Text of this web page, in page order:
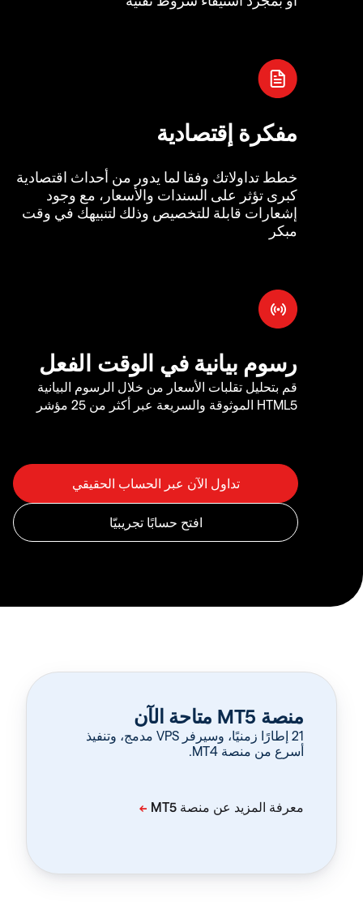
مفكرة إقتصادية
خطط تداولاتك وفقا لما يدور من أحداث اقتصادية
كبرى تؤثر على السندات والأسعار، مع وجود
إشعارات قابلة للتخصيص وذلك لتنبيهك في وقت
مبكر
رسوم بيانية في الوقت الفعل
قم بتحليل تقلبات الأسعار من خلال الرسوم البيانية
HTML5 الموثوقة والسريعة عبر أكثر من 25 مؤشر
منصة MT5 متاحة الآن
‏21 إطارًا زمنيًا، وسيرفر VPS مدمج، وتنفيذ
أسرع من منصة MT4.